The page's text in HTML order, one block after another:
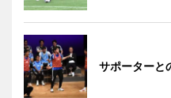
サポーターと